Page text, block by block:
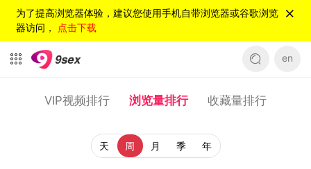
为了提高浏览器体验，建议您使用手机自带浏览器或谷歌浏览
器访问， 点击下载
en
VIP视频排行 浏览量排行 收藏量排行
天 周 月 季 年